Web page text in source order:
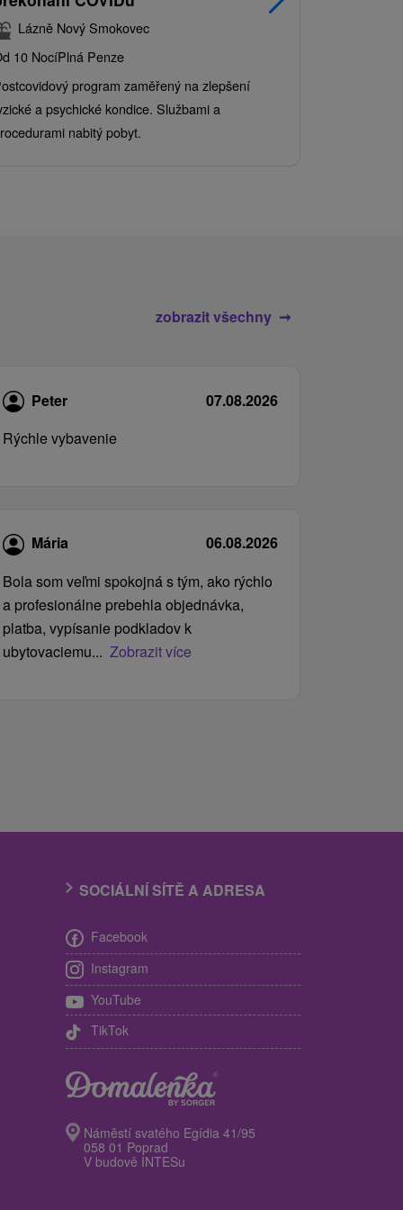
Lázně Nový Smokovec
10 NocíPlná Penze
program zaměřený na zlepšení
a psychické kondice. Službami a
nabitý pobyt.
zobrazit všechny
Peter
07.08.2026
Rýchle vybavenie
Mária
06.08.2026
Bola som veľmi spokojná s tým, ako rýchlo
a profesionálne prebehla objednávka,
platba, vypísanie podkladov k
ubytovaciemu... Zobrazit více
SOCIÁLNÍ SÍTĚ A ADRESA
Facebook
Instagram
YouTube
TikTok
Náměstí svatého Egídia 41/95
058 01 Poprad
V budově INTESu